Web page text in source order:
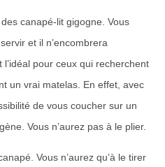
canapé-lit gigogne. Vous
et il n’encombrera
l’idéal pour ceux qui recherchent
un vrai matelas. En effet, avec
de vous coucher sur un
Vous n’aurez pas à le plier.
Vous n’aurez qu’à le tirer